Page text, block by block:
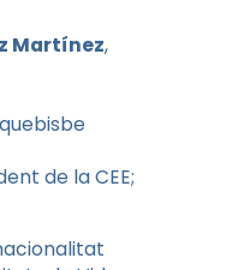
Martínez,
de la CEE;